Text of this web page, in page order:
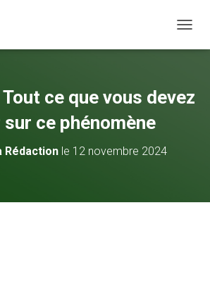
ce que vous devez
ce phénomène
Rédactionle 12 novembre 2024